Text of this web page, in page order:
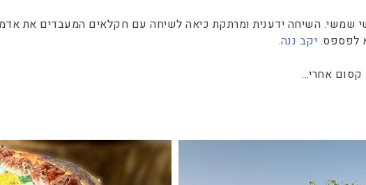
שמשי. השיחה ידענית ומרתקת כיאה לשיחה עם חקלאים המעבדים את
לפספס. יקב ננה.
קסום אחרי…